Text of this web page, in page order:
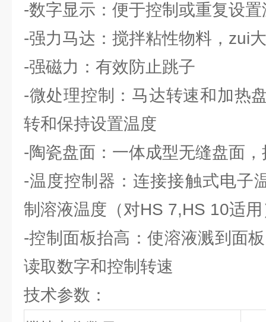
-数字显示：便于控制或重复设置
-强力马达：搅拌粘性物料，zui
-强磁力：有效防止跳子
-微处理控制：马达转速和加热
转和保持设置温度
-陶瓷盘面：一体成型无缝盘面
-温度控制器：连接接触式电子
制溶液温度（对HS 7,HS 10适用
-控制面板抬高：使溶液溅到面
读取数字和控制转速
技术参数：